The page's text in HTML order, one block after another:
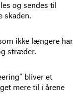
og sendes til
skaden.
ikke længere har
stræder.
bliver et
mere til i årene